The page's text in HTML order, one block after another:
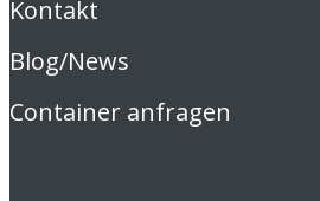
Kontakt
Blog/News
Container anfragen